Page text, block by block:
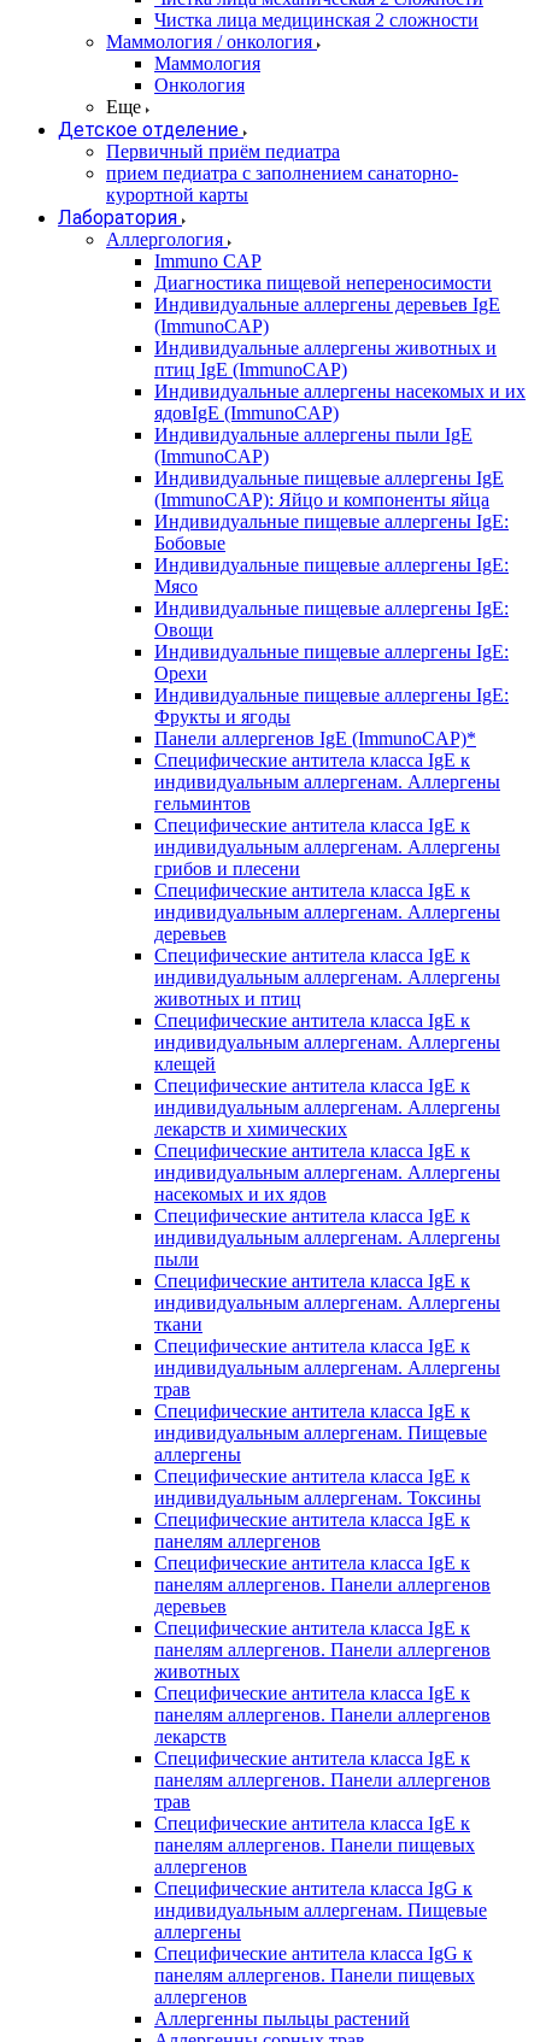
Чистка лица медицинская 2 сложности
Маммология / онкология
Маммология
Онкология
Еще
Детское отделение
Первичный приём педиатра
прием педиатра с заполнением санаторно-
курортной карты
Лаборатория
Аллергология
Immuno CAP
Диагностика пищевой непереносимости
Индивидуальные аллергены деревьев IgE
(ImmunoCAP)
Индивидуальные аллергены животных и
птиц IgE (ImmunoCAP)
Индивидуальные аллергены насекомых и их
ядовIgE (ImmunoCAP)
Индивидуальные аллергены пыли IgE
(ImmunoCAP)
Индивидуальные пищевые аллергены IgE
(ImmunoCAP): Яйцо и компоненты яйца
Индивидуальные пищевые аллергены IgE:
Бобовые
Индивидуальные пищевые аллергены IgE:
Мясо
Индивидуальные пищевые аллергены IgE:
Овощи
Индивидуальные пищевые аллергены IgE:
Орехи
Индивидуальные пищевые аллергены IgE:
Фрукты и ягоды
Панели аллергенов IgE (ImmunoCAP)*
Специфические антитела класса IgE к
индивидуальным аллергенам. Аллергены
гельминтов
Специфические антитела класса IgE к
индивидуальным аллергенам. Аллергены
грибов и плесени
Специфические антитела класса IgE к
индивидуальным аллергенам. Аллергены
деревьев
Специфические антитела класса IgE к
индивидуальным аллергенам. Аллергены
животных и птиц
Специфические антитела класса IgE к
индивидуальным аллергенам. Аллергены
клещей
Специфические антитела класса IgE к
индивидуальным аллергенам. Аллергены
лекарств и химических
Специфические антитела класса IgE к
индивидуальным аллергенам. Аллергены
насекомых и их ядов
Специфические антитела класса IgE к
индивидуальным аллергенам. Аллергены
пыли
Специфические антитела класса IgE к
индивидуальным аллергенам. Аллергены
ткани
Специфические антитела класса IgE к
индивидуальным аллергенам. Аллергены
трав
Специфические антитела класса IgE к
индивидуальным аллергенам. Пищевые
аллергены
Специфические антитела класса IgE к
индивидуальным аллергенам. Токсины
Специфические антитела класса IgE к
панелям аллергенов
Специфические антитела класса IgE к
панелям аллергенов. Панели аллергенов
деревьев
Специфические антитела класса IgE к
панелям аллергенов. Панели аллергенов
животных
Специфические антитела класса IgE к
панелям аллергенов. Панели аллергенов
лекарств
Специфические антитела класса IgE к
панелям аллергенов. Панели аллергенов
трав
Специфические антитела класса IgE к
панелям аллергенов. Панели пищевых
аллергенов
Специфические антитела класса IgG к
индивидуальным аллергенам. Пищевые
аллергены
Специфические антитела класса IgG к
панелям аллергенов. Панели пищевых
аллергенов
Аллергенны пыльцы растений